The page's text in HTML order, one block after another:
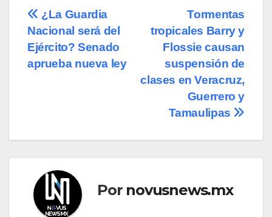
Navegación
de
entradas
Tormentas
tropicales Barry y
Flossie causan
suspensión de
clases en Veracruz,
Guerrero y
Tamaulipas
¿La Guardia
Nacional será del
Ejército? Senado
aprueba nueva ley
Por novusnews.mx